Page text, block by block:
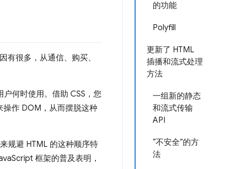
的功能
Polyfill
更新了 HTML
插播和流式处理
方法
一组新的静态
和流式传输
API
“不安全”的方
法
很多，从通信、购买、
何时使用。借助 CSS，您
作 DOM，从而摆脱这种
规避 HTML 的这种顺序特
框架的普及表明，